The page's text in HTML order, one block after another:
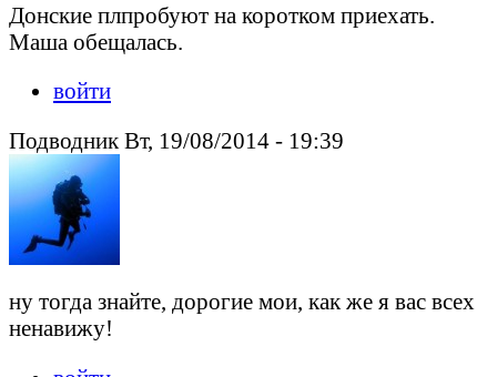
Донские плпробуют на коротком приехать.
Маша обещалась.
войти
Подводник Вт, 19/08/2014 - 19:39
ну тогда знайте, дорогие мои, как же я вас всех
ненавижу!